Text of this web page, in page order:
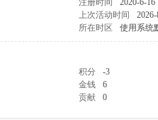
注册时间
2020-6-16
上次活动时间
所在时区 使用系统
积分
-3
金钱
6
贡献 0